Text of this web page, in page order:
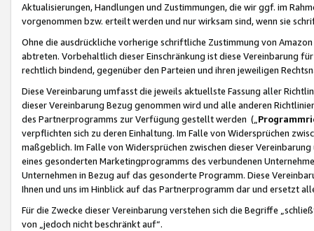
Aktualisierungen, Handlungen und Zustimmungen, die wir ggf. im
vorgenommen bzw. erteilt werden und nur wirksam sind, wenn sie
Ohne die ausdrückliche vorherige schriftliche Zustimmung von
abtreten. Vorbehaltlich dieser Einschränkung ist diese Vereinbarung
rechtlich bindend, gegenüber den Parteien und ihren jeweiligen
Diese Vereinbarung umfasst die jeweils aktuellste Fassung aller
dieser Vereinbarung Bezug genommen wird und alle anderen
des Partnerprogramms zur Verfügung gestellt werden („
verpflichten sich zu deren Einhaltung. Im Falle von Widersprüchen
maßgeblich. Im Falle von Widersprüchen zwischen dieser
eines gesonderten Marketingprogramms des verbundenen
Unternehmen in Bezug auf das gesonderte Programm. Diese
Ihnen und uns im Hinblick auf das Partnerprogramm dar und ersetzt
Für die Zwecke dieser Vereinbarung verstehen sich die Begriffe
von „jedoch nicht beschränkt auf“.